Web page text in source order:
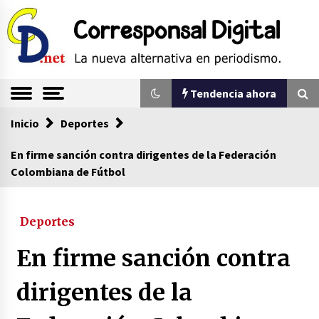
Saltar
al
contenido
Corresponsal
Digital
La nueva alternativa en periodismo
Tendencia ahora
Tendencia ahora
Sin ser abogado del diablo
congreso en Colombia
Inicio Deportes
En firme sanción contra dirigentes de la Federación
Colombiana de Fútbol
Deportes
En firme sanción contra
dirigentes de la